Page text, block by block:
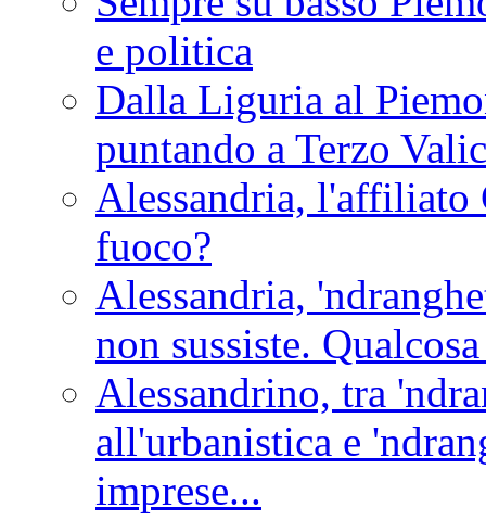
e politica
Dalla Liguria al
puntando a Terzo
Alessandria, l'affiliato
fuoco?
Alessandria,
non sussiste.
Alessandrino, tra
all'urbanistica e
imprese...